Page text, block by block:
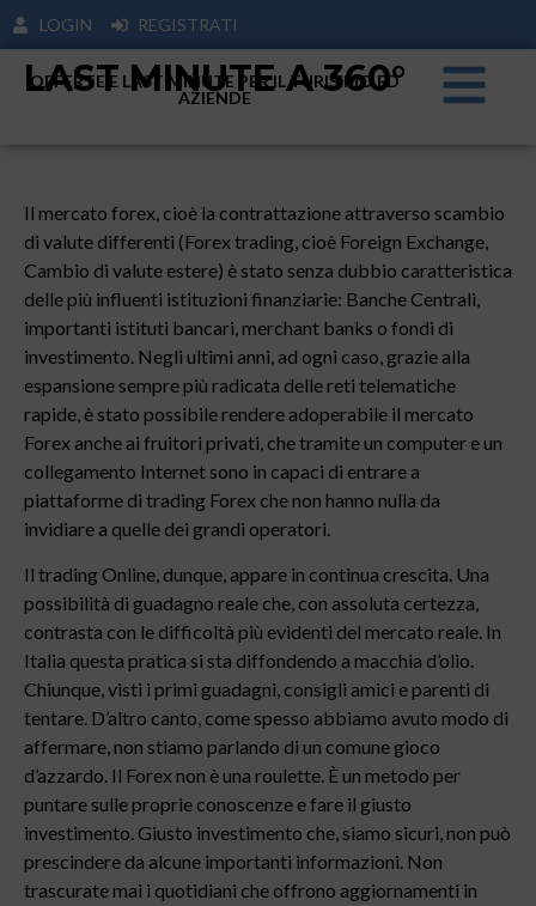
LOGIN REGISTRATI
LAST MINUTE A 360°
OFFERTE E LAST MINUTE PER IL TURISIMO ED
AZIENDE
Il mercato forex, cioè la contrattazione attraverso scambio
di valute differenti (Forex trading, cioè Foreign Exchange,
Cambio di valute estere) è stato senza dubbio caratteristica
delle più influenti istituzioni finanziarie: Banche Centrali,
importanti istituti bancari, merchant banks o fondi di
investimento. Negli ultimi anni, ad ogni caso, grazie alla
espansione sempre più radicata delle reti telematiche
rapide, è stato possibile rendere adoperabile il mercato
Forex anche ai fruitori privati, che tramite un computer e un
collegamento Internet sono in capaci di entrare a
piattaforme di trading Forex che non hanno nulla da
invidiare a quelle dei grandi operatori.
Il trading Online, dunque, appare in continua crescita. Una
possibilità di guadagno reale che, con assoluta certezza,
contrasta con le difficoltà più evidenti del mercato reale. In
Italia questa pratica si sta diffondendo a macchia d’olio.
Chiunque, visti i primi guadagni, consigli amici e parenti di
tentare. D’altro canto, come spesso abbiamo avuto modo di
affermare, non stiamo parlando di un comune gioco
d’azzardo. Il Forex non è una roulette. È un metodo per
puntare sulle proprie conoscenze e fare il giusto
investimento. Giusto investimento che, siamo sicuri, non può
prescindere da alcune importanti informazioni. Non
trascurate mai i quotidiani che offrono aggiornamenti in